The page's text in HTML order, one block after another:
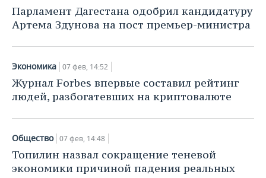
НЕФТЕХИМИЯ
НЕФТЬ
ЭНЕРГЕТИКА
РОЗНИЧНАЯ ТОРГОВЛЯ
ТРАНСПОРТ
УСЛУГИ
НОВОСТИ ТЕХНОЛОГИЙ
IT
МЕДИА
ТЕЛЕКОММУНИКАЦИИ
МЕРОПРИЯТИЯ
НОВОСТИ МЕРОПРИЯТИЙ
ВЫЕЗДНАЯ РЕДАКЦИЯ
БИЗНЕС-БРАНЧИ
ONLINE-КОНФЕРЕНЦИИ
ОТКРЫТАЯ ЛЕКЦИЯ
СПОРТ
НОВОСТИ СПОРТА
ФУТБОЛ
ХОККЕЙ
БАСКЕТБОЛ
ОБЩЕСТВО
НОВОСТИ ОБЩЕСТВА
ВЛАСТЬ
ИНФРАСТРУКТУРА
ФОТОГАЛЕРЕЯ
СЮЖЕТЫ
СПРАВОЧНИК
Парламент Дагестана одобрил кандидатуру
Артема Здунова на пост премьер-министра
Экономика 07 фев, 14:52
Журнал Forbes впервые составил рейтинг
людей, разбогатевших на криптовалюте
Общество 07 фев, 14:48
Топилин назвал сокращение теневой
экономики причиной падения реальных